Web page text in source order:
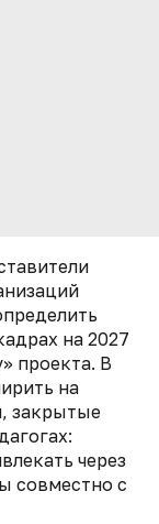
на 2027
проекта. В
на
закрытые
через
совместно с